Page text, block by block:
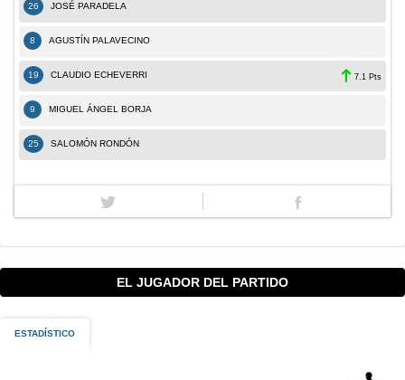
26 JOSÉ PARADELA
8 AGUSTÍN PALAVECINO
19 CLAUDIO ECHEVERRI 7.1 Pts
9 MIGUEL ÁNGEL BORJA
25 SALOMÓN RONDÓN
EL JUGADOR DEL PARTIDO
ESTADÍSTICO